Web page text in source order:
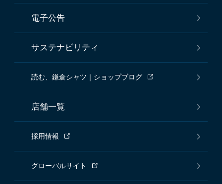
電子公告
サステナビリティ
読む、鎌倉シャツ｜ショップブログ
店舗一覧
採用情報
グローバルサイト